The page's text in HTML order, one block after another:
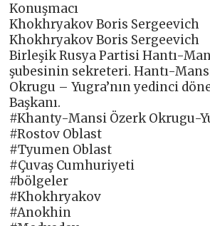
Konuşmacı
Khokhryakov Boris Sergeevich
Khokhryakov Boris Sergeevich
Birleşik Rusya Partisi Hantı-
şubesinin sekreteri. Hantı-
Okrugu – Yugra’nın yedinci
Başkanı.
#Khanty-Mansi Özerk Okrugu-
#Rostov Oblast
#Tyumen Oblast
#Çuvaş Cumhuriyeti
#bölgeler
#Khokhryakov
#Anokhin